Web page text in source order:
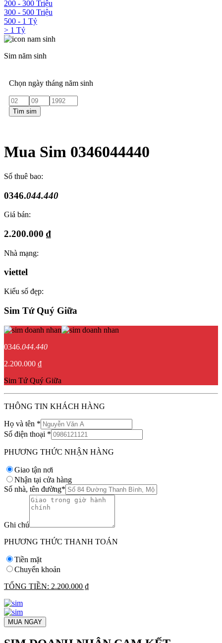
200 - 300 Triệu
300 - 500 Triệu
500 - 1 Tỷ
> 1 Tỷ
Sim năm sinh
Chọn ngày tháng năm sinh
Tìm sim
Mua Sim 0346044440
Số thuê bao:
0346.044.440
Giá bán:
2.200.000 ₫
Nhà mạng:
viettel
Kiểu số đẹp:
Sim Tứ Quý Giữa
0346.044.440
2.200.000 ₫
Sim Tứ Quý Giữa
THÔNG TIN KHÁCH HÀNG
Họ và tên *
Số điện thoại *
PHƯƠNG THỨC NHẬN HÀNG
Giao tận nơi
Nhận tại cửa hàng
Số nhà, tên đường*
Ghi chú
PHƯƠNG THỨC THANH TOÁN
Tiền mặt
Chuyển khoản
TỔNG TIỀN: 2.200.000 ₫
MUA NGAY